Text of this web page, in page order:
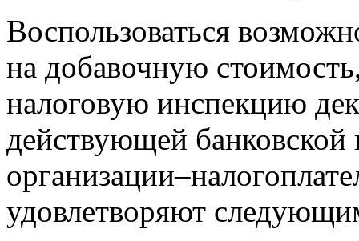
Воспользоваться
на добавочную
налоговую инспекцию
действующей банковской
удовлетворяют